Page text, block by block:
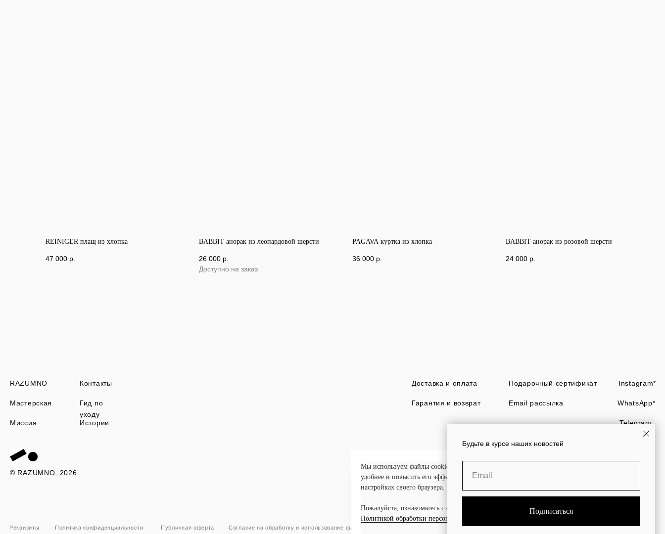
Мы используем файлы cookies, чтобы персонализировать наши сервисы, сделать сайт
удобнее и повысить его эффективность. Вы можете отключить их использование в
настройках своего браузера.
Пожалуйста, ознакомьтесь с согласием на обработку и использование файлов Cookies
Политикой обработки персональных данных
REINIGER плащ из хлопка
47 000 р.
BABBIT анорак из леопардовой шерсти
26 000 р.
PAGAVA куртка из хлопка
36 000 р.
BABBIT анорак из розовой шерсти
24 000 р.
RAZUMNO
Миссия
Мастерская
© RAZUMNO, 2026
Гид по
уходу
Согласие на обработку и использование файлов Cookies
Публичная оферта
Политика конфиденциальности
Контакты
WhatsApp*
Истории
Подарочный сертификат
Гарантия и возврат
Доставка и оплата
Telegram
Реквизиты
Instagram*
Email рассылка
Будьте в курсе наших новостей
Email
Подписаться